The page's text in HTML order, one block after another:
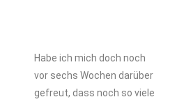
Habe ich mich doch noch
vor sechs Wochen darüber
gefreut, dass noch so viele